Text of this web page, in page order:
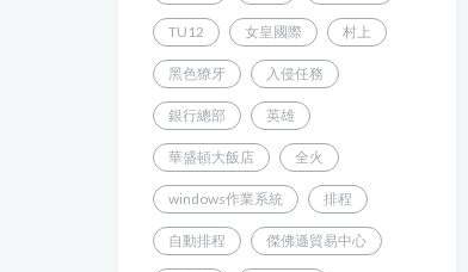
TU12 女皇國際 村上
黑色獠牙 入侵任務
銀行總部 英雄
華盛頓大飯店 全火
windows作業系統 排程
自動排程 傑佛遜貿易中心